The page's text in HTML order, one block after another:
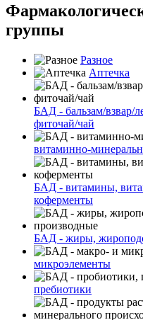
группы
Разное
Аптечка
БАД - бальзам/взвар/
фиточай/чай
витаминно-
БАД - витамины,
коферменты
БАД - жиры,
микроэлементы
пребиотики